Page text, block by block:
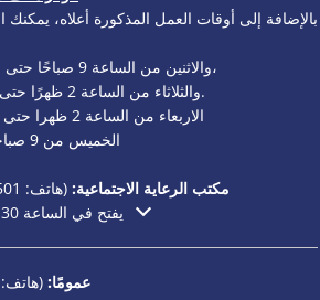
بالإضافة إلى أوقات العمل المذكورة أعلاه، يمكنك
والاثنين من الساعة 9 صباحًا حتى الساعة 12 ظهرًا،
والثلاثاء من الساعة 2 ظهرًا حتى الساعة 4 مساءً.
الاربعاء من الساعة 2 ظهرا حتى الساعة 4 مساءا
الخميس من 9 صباحاً حتى 12 ظهراً
مكتب الرعاية الاجتماعية: (هاتف:
انقر لإخفاء أوقات الفتح
يفتح في الساعة 08:30 اليوم
عمومًا: (هاتف: